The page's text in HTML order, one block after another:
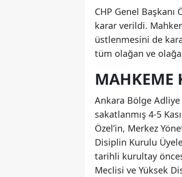
CHP Genel Başkanı
karar verildi.
üstlenmesini de
tüm olağan ve
MAHKEME
Ankara Bölge
sakatlanmış 4-5
Özel’in, Merkez
Disiplin Kurulu
tarihli kurultay
Meclisi ve Yüksek